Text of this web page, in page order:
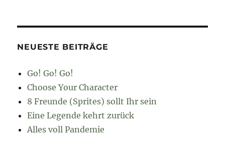
NEUESTE BEITRÄGE
Go! Go! Go!
Choose Your Character
8 Freunde (Sprites) sollt Ihr sein
Eine Legende kehrt zurück
Alles voll Pandemie